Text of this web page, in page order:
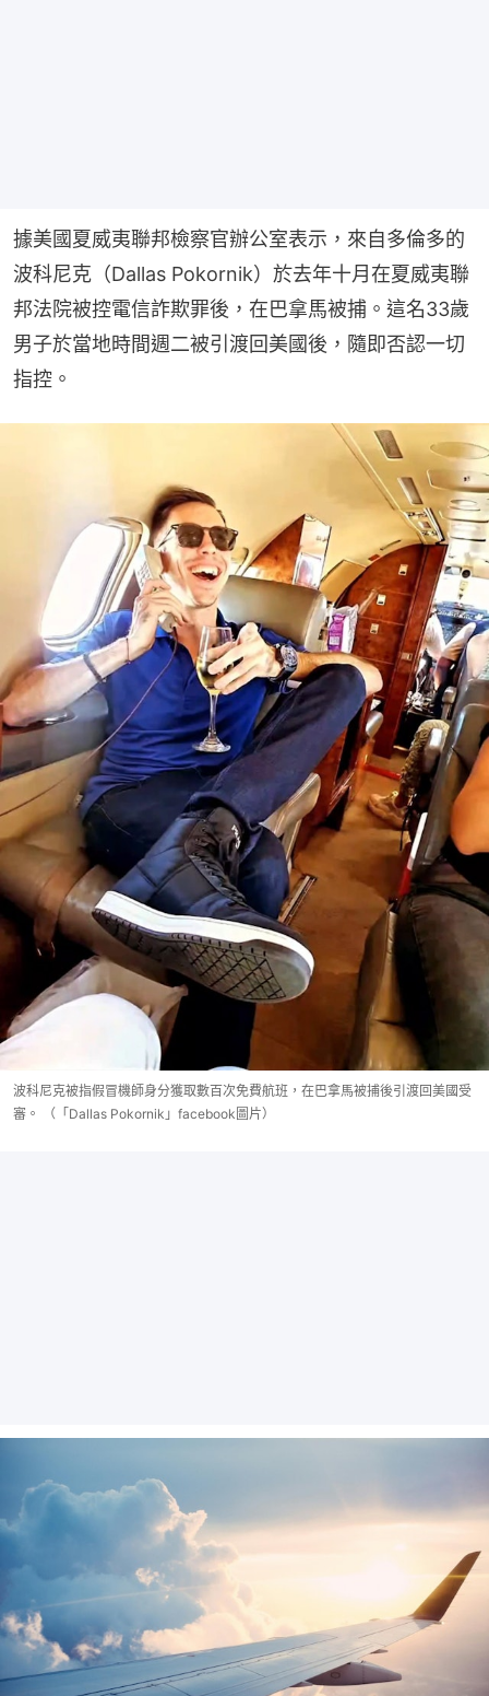
據美國夏威夷聯邦檢察官辦公室表示，來自多倫多的
波科尼克（Dallas Pokornik）於去年十月在夏威夷聯
邦法院被控電信詐欺罪後，在巴拿馬被捕。這名33歲
男子於當地時間週二被引渡回美國後，隨即否認一切
指控。
波科尼克被指假冒機師身分獲取數百次免費航班，在巴拿馬被捕後引渡回美國受
審。 （「Dallas Pokornik」facebook圖片）